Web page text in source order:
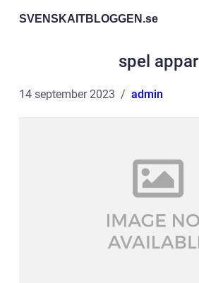
SVENSKAITBLOGGEN.se
spel appar
14 september 2023 admin